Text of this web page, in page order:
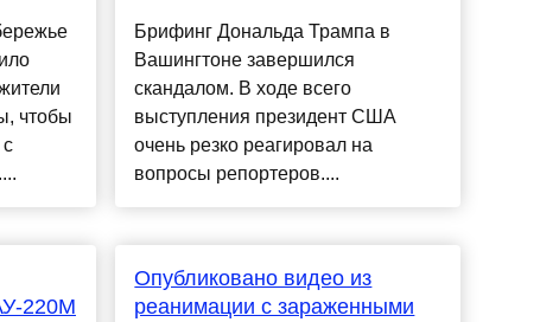
чтобы
220М
Брифинг Дональда Трампа в
Вашингтоне завершился
скандалом. В ходе всего
выступления президент США
очень резко реагировал на
вопросы репортеров....
Опубликовано видео из
реанимации с зараженными